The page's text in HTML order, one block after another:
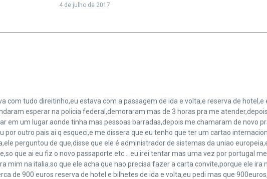
4 de julho de 2017
com tudo direitinho,eu estava com a passagem de ida e volta,e reserva de
esperar na policia federal,demoraram mas de 3 horas pra me
em um lugar aonde tinha mas pessoas barradas,depois me chamaram de novo
por outro pais ai q esqueci,e me dissera que eu tenho que ter um cartao
perguntou de que,disse que ele é administrador de sistemas da uniao
que ai eu fiz o novo passaporte etc… eu irei tentar mas uma vez por portugal
mim na italia.so que ele acha que nao precisa fazer a carta convite,porque ele
de 900 euros reserva de hotel e bilhetes de ida e volta,eu pedi mas que